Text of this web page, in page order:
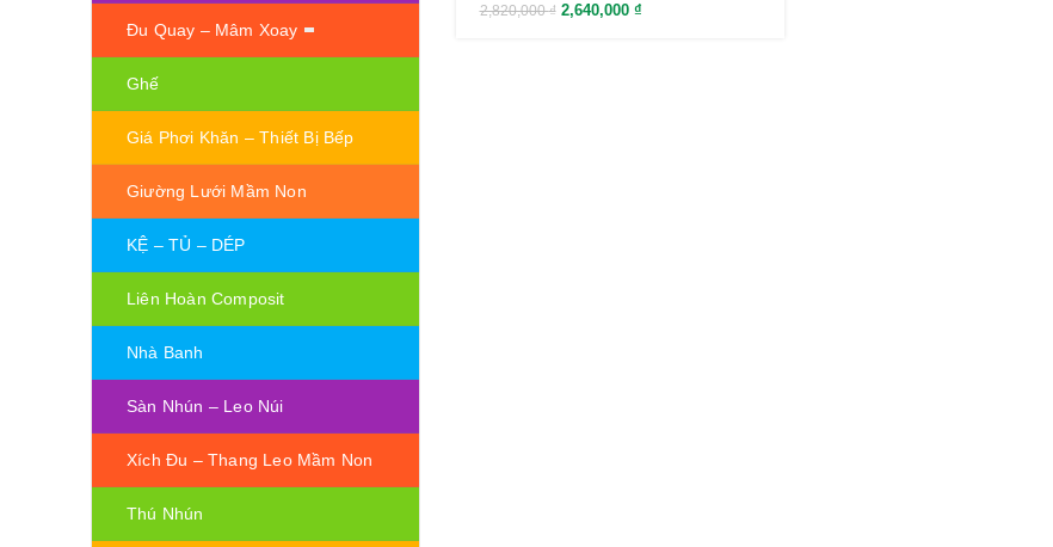
2,820,000₫ 2,640,000 ₫
Đu Quay – Mâm Xoay
Ghế
Giá Phơi Khăn – Thiết Bị Bếp
Giường Lưới Mầm Non
KỆ – TỦ – DÉP
Liên Hoàn Composit
Nhà Banh
Sàn Nhún – Leo Núi
Xích Đu – Thang Leo Mầm Non
Thú Nhún